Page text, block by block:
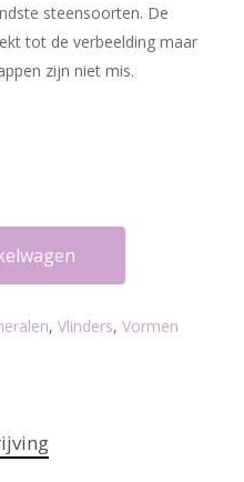
steensoorten. De
tot de verbeelding maar
zijn niet mis.
, Vlinders, Vormen